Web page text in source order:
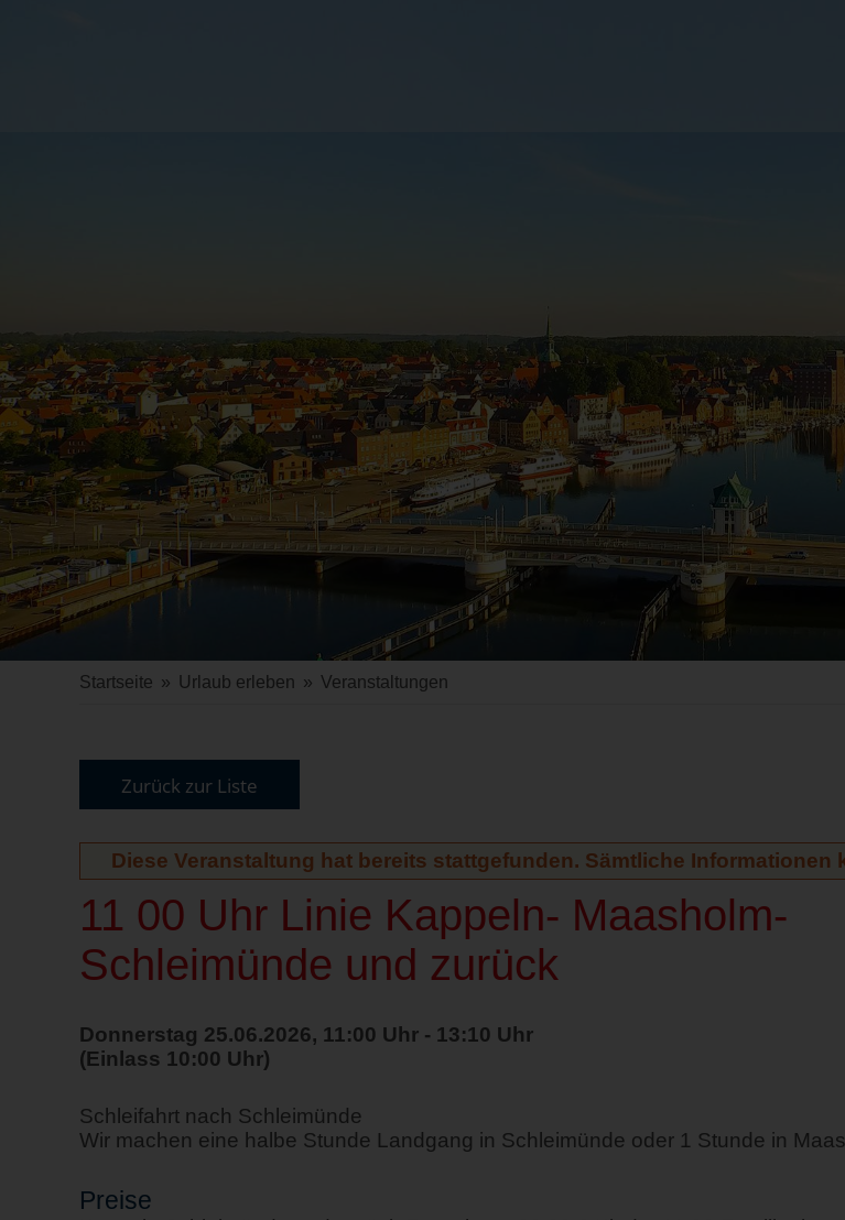
Startseite » Urlaub erleben » Veranstaltungen
Zurück zur Liste
Diese Veranstaltung hat bereits stattgefunden. Sämtliche Informationen
11 00 Uhr Linie Kappeln- Maasholm-
Schleimünde und zurück
Donnerstag 25.06.2026, 11:00 Uhr - 13:10 Uhr
(Einlass 10:00 Uhr)
Schleifahrt nach Schleimünde
Wir machen eine halbe Stunde Landgang in Schleimünde oder 1 Stunde in
Preise